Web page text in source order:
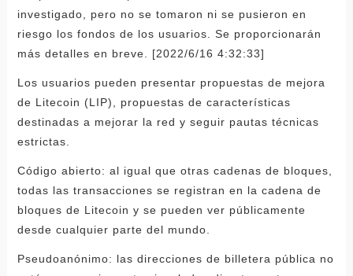
investigado, pero no se tomaron ni se pusieron en
riesgo los fondos de los usuarios. Se proporcionarán
más detalles en breve. [2022/6/16 4:32:33]
Los usuarios pueden presentar propuestas de mejora
de Litecoin (LIP), propuestas de características
destinadas a mejorar la red y seguir pautas técnicas
estrictas.
Código abierto: al igual que otras cadenas de bloques,
todas las transacciones se registran en la cadena de
bloques de Litecoin y se pueden ver públicamente
desde cualquier parte del mundo.
Pseudoanónimo: las direcciones de billetera pública no